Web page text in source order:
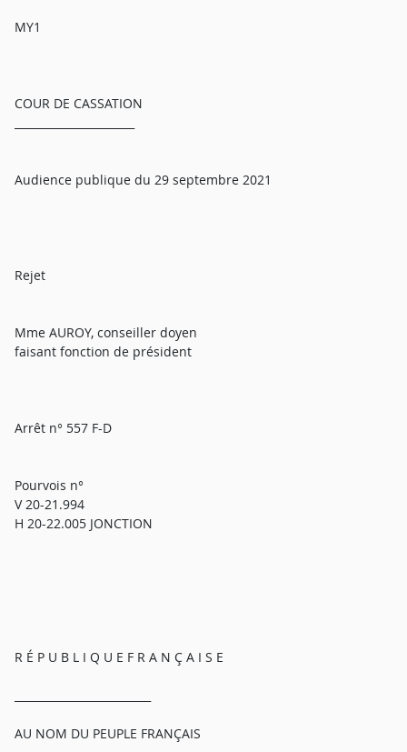
MY1
COUR DE CASSATION
Audience publique du 29 septembre 2021
Rejet
Mme AUROY, conseiller doyen
faisant fonction de président
Arrêt n° 557 F-D
Pourvois n°
V 20-21.994
H 20-22.005 JONCTION
R É P U B L I Q U E F R A N Ç A I S E
AU NOM DU PEUPLE FRANÇAIS